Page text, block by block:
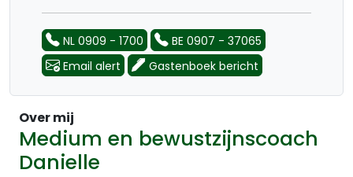
NL 0909 - 1700
BE 0907 - 37065
Email alert
Gastenboek bericht
Over mij
Medium en bewustzijnscoach
Danielle